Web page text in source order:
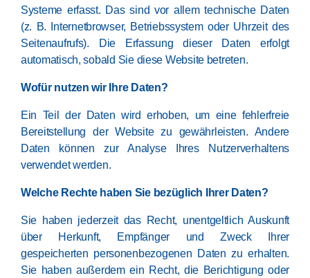
Systeme erfasst. Das sind vor allem technische Daten
(z. B. Internetbrowser, Betriebssystem oder Uhrzeit des
Seitenaufrufs). Die Erfassung dieser Daten erfolgt
automatisch, sobald Sie diese Website betreten.
Wofür nutzen wir Ihre Daten?
Ein Teil der Daten wird erhoben, um eine fehlerfreie
Bereitstellung der Website zu gewährleisten. Andere
Daten können zur Analyse Ihres Nutzerverhaltens
verwendet werden.
Welche Rechte haben Sie bezüglich Ihrer Daten?
Sie haben jederzeit das Recht, unentgeltlich Auskunft
über Herkunft, Empfänger und Zweck Ihrer
gespeicherten personenbezogenen Daten zu erhalten.
Sie haben außerdem ein Recht, die Berichtigung oder